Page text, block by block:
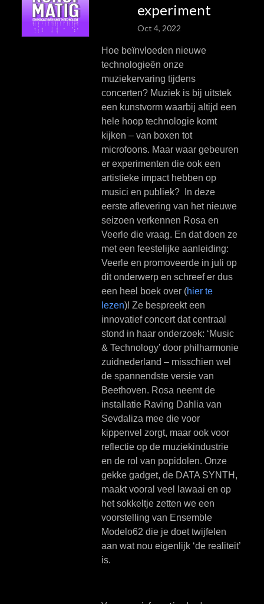
experiment
Oct 4, 2022
Hoe beïnvloeden nieuwe
technologieën onze
muziekervaring tijdens
concerten? Muziek is bij uitstek
een kunstvorm waarbij altijd een
hele hoop technologie komt
kijken – van boxen tot
microfoons. Maar waar gebeuren
er experimenten die ook een
artistieke impact hebben op
musici en publiek? In deze
eerste aflevering van het nieuwe
seizoen verkennen Rosa en
Veerle die vraag. En dat doen ze
met een feestelijke aanleiding:
Veerle en promoveerde in juli op
dit onderwerp en schreef er dus
een heel boek over (hier te
lezen)! Ze bespreekt een
innovatief concert dat centraal
stond in haar onderzoek: ‘Music
& Technology’ door philharmonie
zuidnederland – misschien wel
de spannendste versie van
Beethoven. Rosa neemt de
installatie Raving Dahlia van
Sevdaliza mee die voor
kippenvel zorgt, maar ook voor
reflectie op de muziekindustrie
en de rol van popidolen. Onze
gekke gadget, de DATA SYNTH,
maakt vooral veel lawaai en op
het sokkeltje zetten we een
voorstelling van Ensemble
Modelo62 die je doet twijfelen
aan wat nou eigenlijk ‘de realiteit’
is.